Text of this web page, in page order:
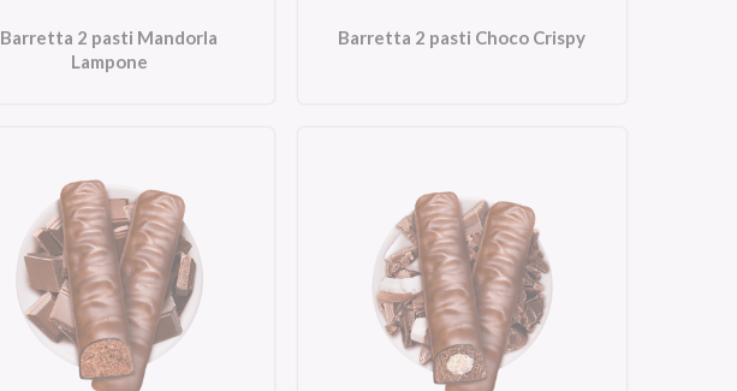
Barretta 2 pasti Mandorla
Lampone
Barretta 2 pasti Choco Crispy